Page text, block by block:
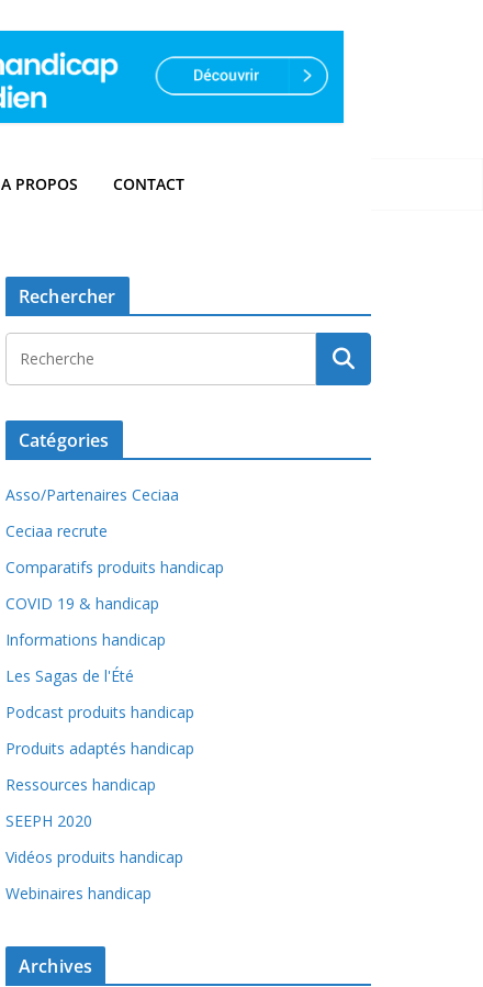
A PROPOS CONTACT
Rechercher
Catégories
Asso/Partenaires Ceciaa
Ceciaa recrute
Comparatifs produits handicap
COVID 19 & handicap
Informations handicap
Les Sagas de l'Été
Podcast produits handicap
Produits adaptés handicap
Ressources handicap
SEEPH 2020
Vidéos produits handicap
Webinaires handicap
Archives